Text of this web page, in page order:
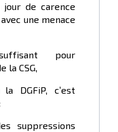
jour de carence
une menace
pour
la CSG,
DGFiP, c’est
suppressions